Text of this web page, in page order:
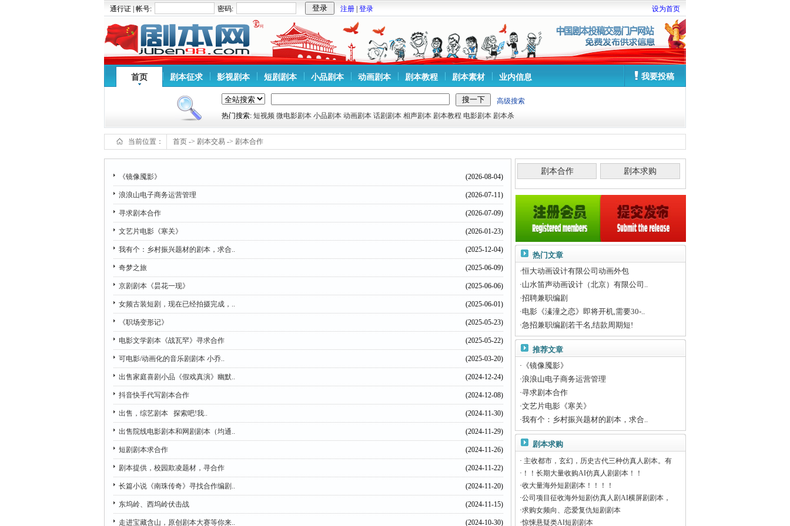
通行证 | 帐号: 密码: 注册 登录 设为首页
首页 剧本征求 影视剧本 短剧剧本 小品剧本 动画剧本 剧本教程 剧本素材 业内信息 我要投稿
高级搜索
热门搜索: 短视频 微电影剧本 小品剧本 动画剧本 话剧剧本 相声剧本 剧本教程 电影剧本 剧本杀
当前位置： 首页 -> 剧本交易 -> 剧本合作
《镜像魇影》 (2026-08-04)
浪浪山电子商务运营管理 (2026-07-11)
寻求剧本合作 (2026-07-09)
文艺片电影《寒关》 (2026-01-23)
我有个：乡村振兴题材的剧本，求合.. (2025-12-04)
奇梦之旅 (2025-06-09)
京剧剧本《昙花一现》 (2025-06-06)
女频古装短剧，现在已经拍摄完成，.. (2025-06-01)
《职场变形记》 (2025-05-23)
电影文学剧本《战瓦罕》寻求合作 (2025-05-22)
可电影/动画化的音乐剧剧本 小乔.. (2025-03-20)
出售家庭喜剧小品《假戏真演》幽默.. (2024-12-24)
抖音快手代写剧本合作 (2024-12-08)
出售，综艺剧本 探索吧!我.. (2024-11-30)
出售院线电影剧本和网剧剧本（均通.. (2024-11-29)
短剧剧本求合作 (2024-11-26)
剧本提供，校园欺凌题材，寻合作 (2024-11-22)
长篇小说《南珠传奇》寻找合作编剧.. (2024-11-20)
东坞岭、西坞岭伏击战 (2024-11-15)
走进宝藏含山，原创剧本大赛等你来.. (2024-10-30)
剧本合作 剧本求购
热门文章
·恒大动画设计有限公司动画外包
·山水笛声动画设计（北京）有限公司..
·招聘兼职编剧
·电影《溱潼之恋》即将开机,需要30-..
·急招兼职编剧若干名,结款周期短!
推荐文章
· 《镜像魇影》
·浪浪山电子商务运营管理
·寻求剧本合作
·文艺片电影《寒关》
·我有个：乡村振兴题材的剧本，求合..
剧本求购
· 主收都市，玄幻，历史古代三种仿真人剧本。有
· ！！长期大量收购AI仿真人剧剧本！！
·收大量海外短剧剧本！！！！
·公司项目征收海外短剧仿真人剧AI横屏剧剧本，
·求购女频向、恋爱复仇短剧剧本
·惊悚悬疑类AI短剧剧本